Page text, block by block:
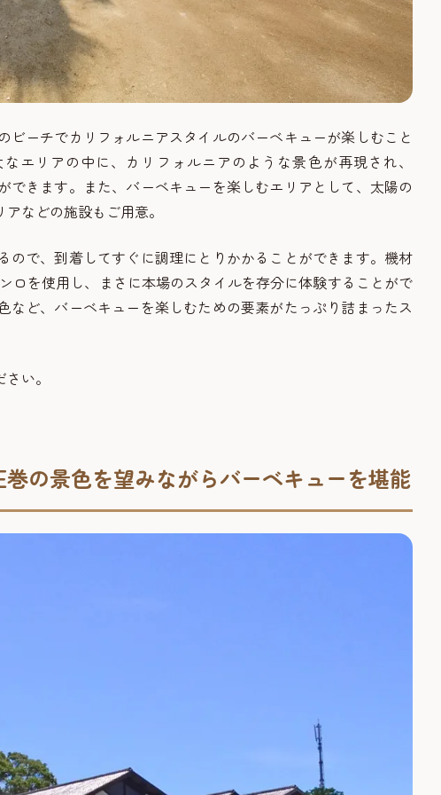
ーチでカリフォルニアスタイルのバーベキューが楽しむこと
エリアの中に、カリフォルニアのような景色が再現され、
きます。また、バーベキューを楽しむエリアとして、太陽の
などの施設もご用意。
で、到着してすぐに調理にとりかかることができます。機材
ロを使用し、まさに本場のスタイルを存分に体験することがで
ど、バーベキューを楽しむための要素がたっぷり詰まったス
い。
の景色を望みながらバーベキューを堪能